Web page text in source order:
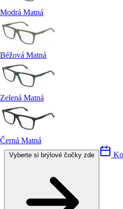
Modrá Matná
Béžová Matná
Zelená Matná
Černá Matná